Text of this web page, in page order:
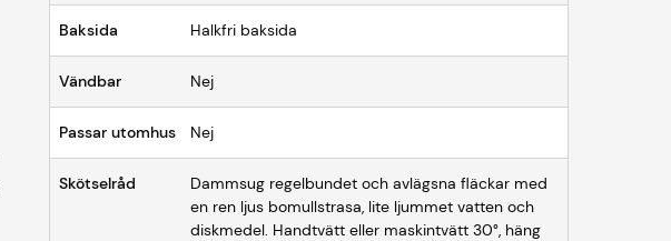
Baksida Halkfri baksida
Vändbar Nej
Passar utomhus Nej
Skötselråd
Dammsug regelbundet och avlägsna fläckar med
en ren ljus bomullstrasa, lite ljummet vatten och
diskmedel. Handtvätt eller maskintvätt 30°, häng